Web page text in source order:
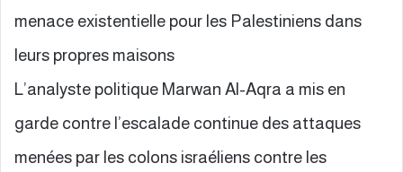
menace existentielle pour les Palestiniens dans
leurs propres maisons
L’analyste politique Marwan Al-Aqra a mis en
garde contre l’escalade continue des attaques
menées par les colons israéliens contre les